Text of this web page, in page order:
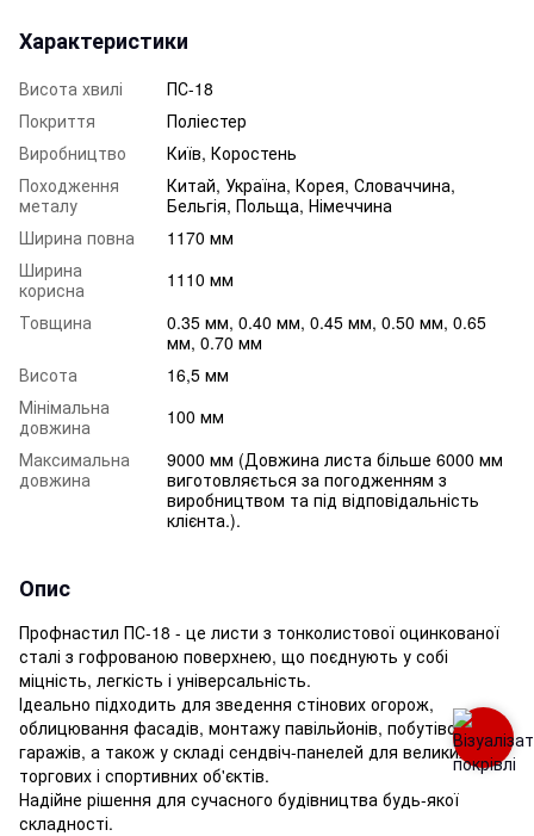
Характеристики
Висота хвилі
ПС-18
Покриття
Поліестер
Виробництво
Київ, Коростень
Походження
металу
Китай, Україна, Корея, Словаччина,
Бельгія, Польща, Німеччина
Ширина повна
1170 мм
Ширина
корисна
1110 мм
Товщина
0.35 мм, 0.40 мм, 0.45 мм, 0.50 мм, 0.65
мм, 0.70 мм
Висота
16,5 мм
Мінімальна
довжина
100 мм
Максимальна
довжина
9000 мм (Довжина листа більше 6000 мм
виготовляється за погодженням з
виробництвом та під відповідальність
клієнта.).
Опис
Профнастил ПС-18 - це листи з тонколистової оцинкованої
сталі з гофрованою поверхнею, що поєднують у собі
міцність, легкість і універсальність.
Ідеально підходить для зведення стінових огорож,
облицювання фасадів, монтажу павільйонів, побутівок,
гаражів, а також у складі сендвіч-панелей для великих
торгових і спортивних об'єктів.
Надійне рішення для сучасного будівництва будь-якої
складності.